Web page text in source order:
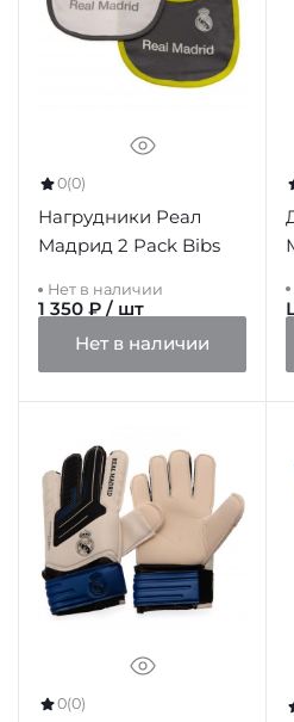
0(0)
Нагрудники Реал
Мадрид 2 Pack Bibs
Нет в наличии
1 350 ₽ / шт
Нет в наличии
0(0)